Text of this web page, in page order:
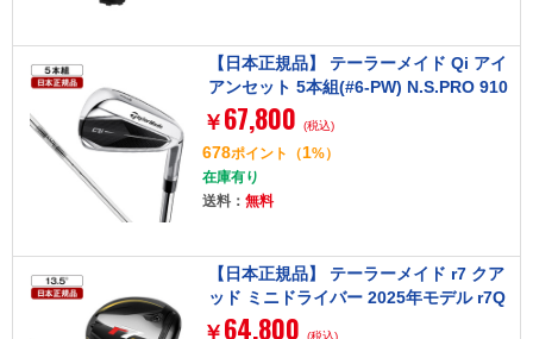
【日本正規品】 テーラーメイド Qi アイ
アンセット 5本組(#6-PW) N.S.PRO 910
GH スチールシャフト S
￥ 67,800 (税込)
678ポイント （1%）
在庫有り
送料： 無料
【日本正規品】 テーラーメイド r7 クア
ッド ミニドライバー 2025年モデル r7Q
MD Diamana SILVER TM55 (S) シャフ
￥ 64,800 (税込)